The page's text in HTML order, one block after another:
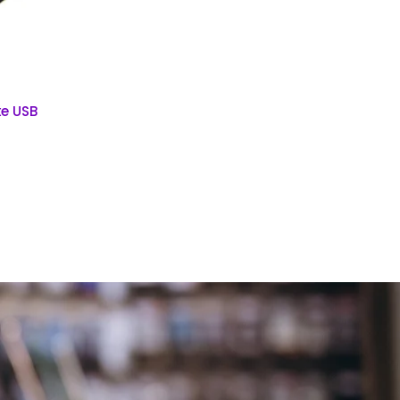
USB